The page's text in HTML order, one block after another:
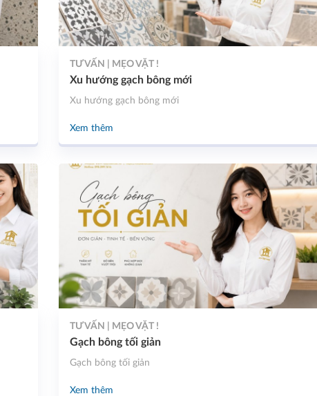
TƯ VẤN | MẸO VẶT !
Xu hướng gạch bông mới
Xu hướng gạch bông mới
Xem thêm
TƯ VẤN | MẸO VẶT !
Gạch bông tối giản
Gạch bông tối giản
Xem thêm